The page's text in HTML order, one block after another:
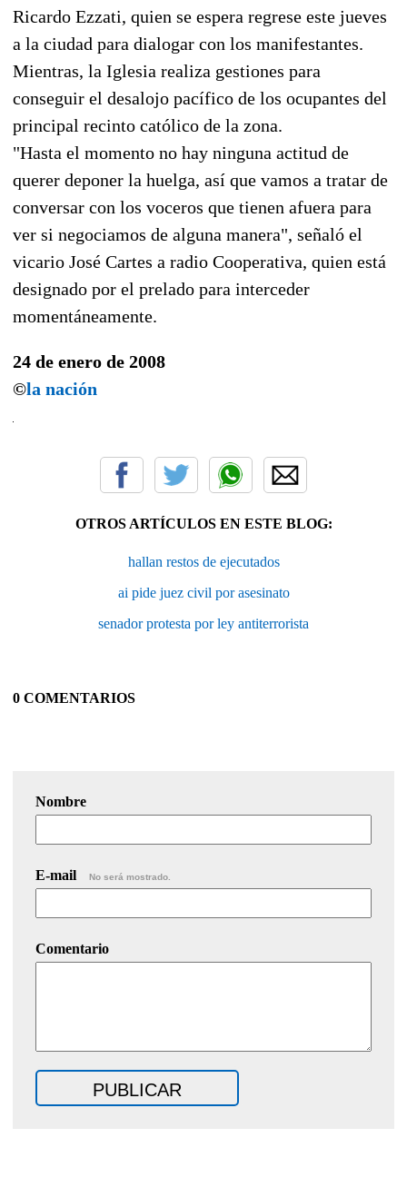
Ricardo Ezzati, quien se espera regrese este jueves
a la ciudad para dialogar con los manifestantes.
Mientras, la Iglesia realiza gestiones para
conseguir el desalojo pacífico de los ocupantes del
principal recinto católico de la zona.
"Hasta el momento no hay ninguna actitud de
querer deponer la huelga, así que vamos a tratar de
conversar con los voceros que tienen afuera para
ver si negociamos de alguna manera", señaló el
vicario José Cartes a radio Cooperativa, quien está
designado por el prelado para interceder
momentáneamente.
24 de enero de 2008
©la nación
OTROS ARTÍCULOS EN ESTE BLOG:
hallan restos de ejecutados
ai pide juez civil por asesinato
senador protesta por ley antiterrorista
0 COMENTARIOS
Nombre
E-mail No será mostrado.
Comentario